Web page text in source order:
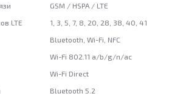
GSM / HSPA / LTE
LTE
1, 3, 5, 7, 8, 20, 28, 38, 40, 41
Bluetooth, Wi-Fi, NFC
Wi-Fi 802.11 a/b/g/n/ac
Wi-Fi Direct
Bluetooth 5.2